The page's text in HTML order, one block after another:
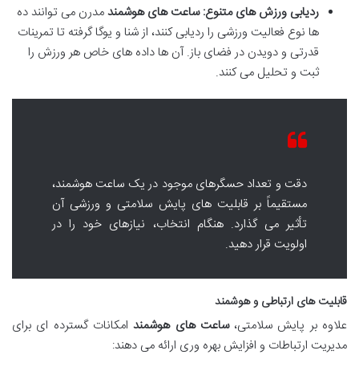
ردیابی ورزش های متنوع: ساعت های هوشمندمدرن می توانند ده
ها نوع فعالیت ورزشی را ردیابی کنند، از شنا و یوگا گرفته تا تمرینات
قدرتی و دویدن در فضای باز. آن ها داده های خاص هر ورزش را
ثبت و تحلیل می کنند.
دقت و تعداد حسگرهای موجود در یک ساعت هوشمند،
مستقیماً بر قابلیت های پایش سلامتی و ورزشی آن
تأثیر می گذارد. هنگام انتخاب، نیازهای خود را در
اولویت قرار دهید.
قابلیت های ارتباطی و هوشمند
علاوه بر پایش سلامتی،ساعت های هوشمندامکانات گسترده ای برای
مدیریت ارتباطات و افزایش بهره وری ارائه می دهند: